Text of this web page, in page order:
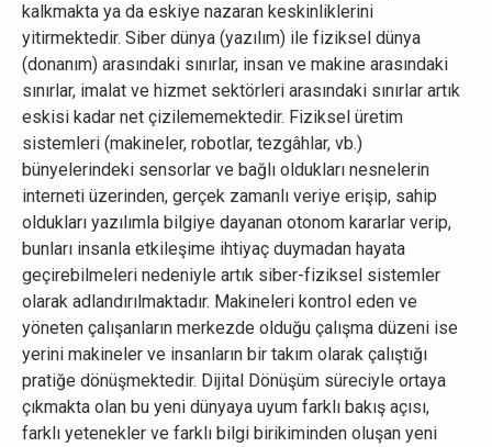
kalkmakta ya da eskiye nazaran keskinliklerini
yitirmektedir. Siber dünya (yazılım) ile fiziksel dünya
(donanım) arasındaki sınırlar, insan ve makine arasındaki
sınırlar, imalat ve hizmet sektörleri arasındaki sınırlar artık
eskisi kadar net çizilememektedir. Fiziksel üretim
sistemleri (makineler, robotlar, tezgâhlar, vb.)
bünyelerindeki sensorlar ve bağlı oldukları nesnelerin
interneti üzerinden, gerçek zamanlı veriye erişip, sahip
oldukları yazılımla bilgiye dayanan otonom kararlar verip,
bunları insanla etkileşime ihtiyaç duymadan hayata
geçirebilmeleri nedeniyle artık siber-fiziksel sistemler
olarak adlandırılmaktadır. Makineleri kontrol eden ve
yöneten çalışanların merkezde olduğu çalışma düzeni ise
yerini makineler ve insanların bir takım olarak çalıştığı
pratiğe dönüşmektedir. Dijital Dönüşüm süreciyle ortaya
çıkmakta olan bu yeni dünyaya uyum farklı bakış açısı,
farklı yetenekler ve farklı bilgi birikiminden oluşan yeni